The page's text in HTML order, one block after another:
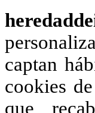
captan
cookies
que